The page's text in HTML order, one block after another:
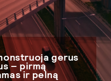
gerus
– pirmą
ir pelną